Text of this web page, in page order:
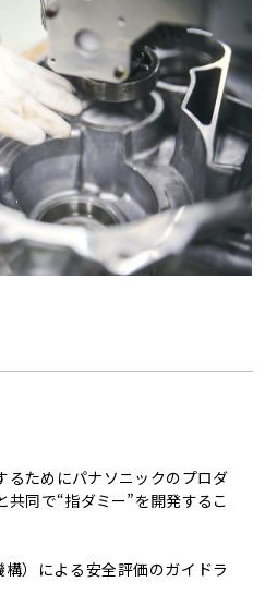
るためにパナソニックのプロダ
共同で“指ダミー”を開発するこ
）による安全評価のガイドラ